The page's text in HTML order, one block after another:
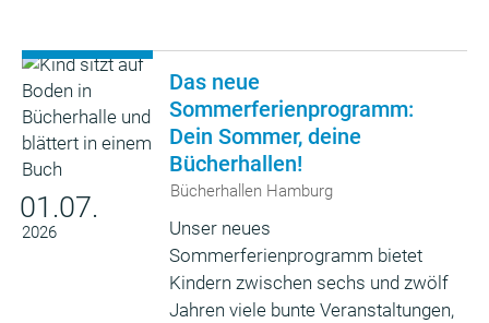
01.07.
2026
Das neue
Sommerferienprogramm:
Dein Sommer, deine
Bücherhallen!
Bücherhallen Hamburg
Unser neues
Sommerferienprogramm bietet
Kindern zwischen sechs und zwölf
Jahren viele bunte Veranstaltungen,